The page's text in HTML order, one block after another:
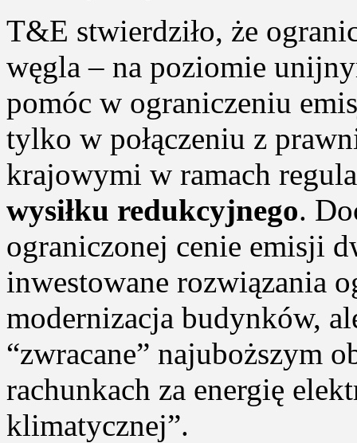
T&E stwierdziło, że
węgla – na poziomie
pomóc w ograniczeniu
tylko w połączeniu z
krajowymi w ramach
wysiłku redukcyjnego.
ograniczonej cenie emisji
inwestowane rozwiązania
modernizacja budynków,
“zwracane” najuboższym
rachunkach za energię
klimatycznej”.